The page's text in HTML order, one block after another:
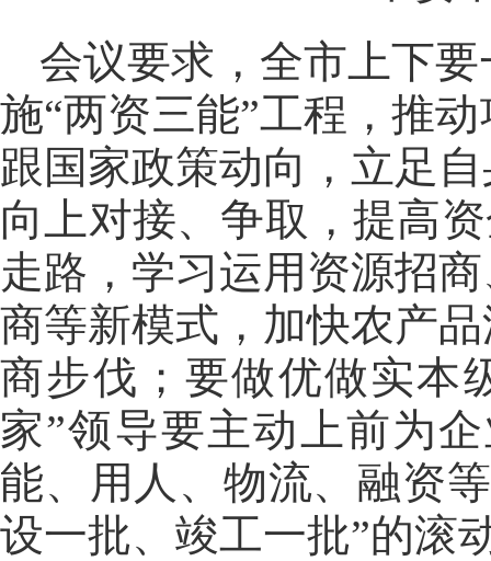
会议要求，全市上下
施“两资三能”工程，推
跟国家政策动向，立足
向上对接、争取，提高
走路，学习运用资源招
商等新模式，加快农产
商步伐；要做优做实本
家”领导要主动上前为
能、用人、物流、融资
设一批、竣工一批”的滚